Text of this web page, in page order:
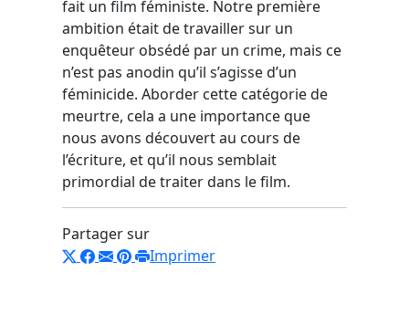
fait un film féministe. Notre première
ambition était de travailler sur un
enquêteur obsédé par un crime, mais ce
n’est pas anodin qu’il s’agisse d’un
féminicide. Aborder cette catégorie de
meurtre, cela a une importance que
nous avons découvert au cours de
l’écriture, et qu’il nous semblait
primordial de traiter dans le film.
Partager sur
Imprimer